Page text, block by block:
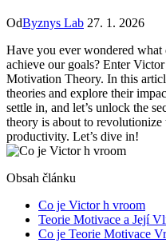
OdByznys Lab 27. 1. 2026
Have you ever wondered what
achieve our goals? Enter
Motivation Theory. In this
theories and explore their
settle in, and let’s unlock the
theory is about to
productivity. Let’s dive in!
Obsah článku
Co je Victor h vroom
Teorie Motivace a Její
Co je Teorie Motivace